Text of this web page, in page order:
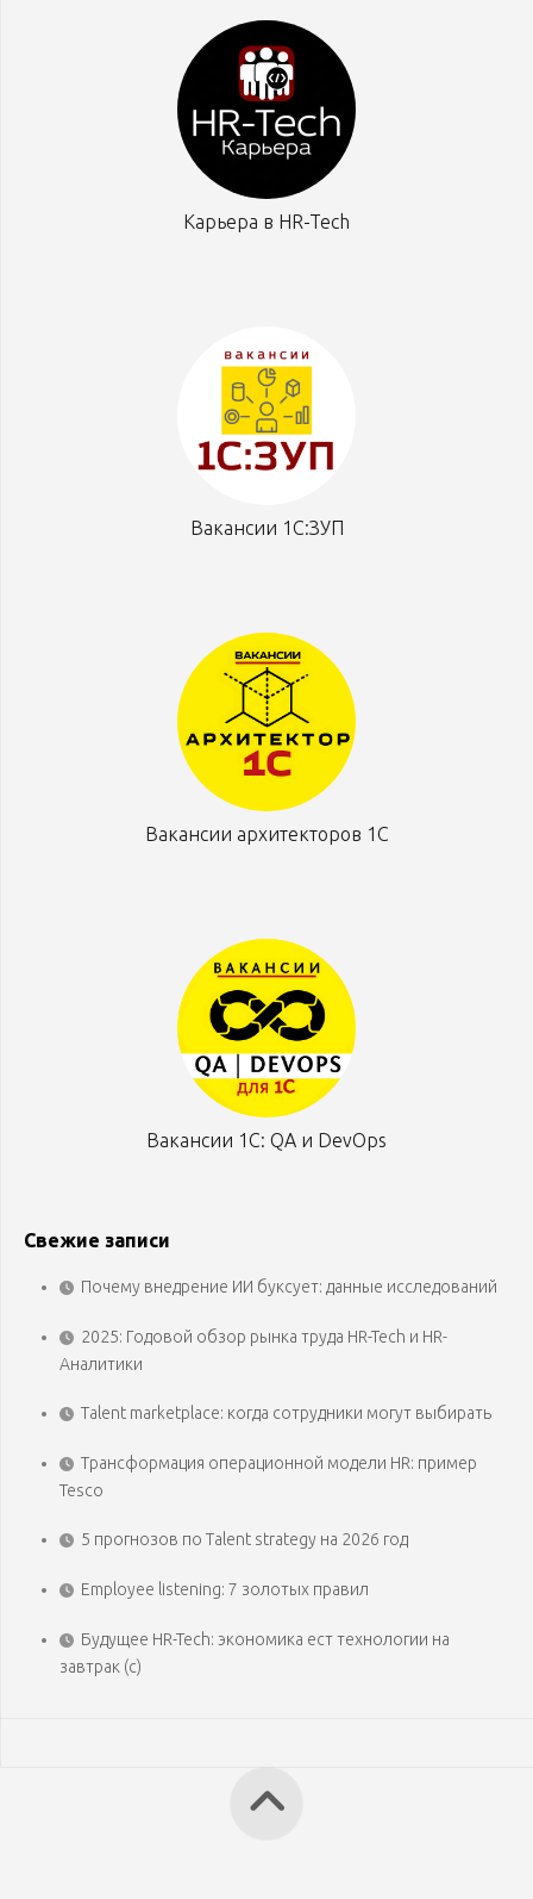
Карьера в HR-Tech
Вакансии 1С:ЗУП
Вакансии архитекторов 1С
Вакансии 1С: QA и DevOps
Свежие записи
Почему внедрение ИИ буксует: данные исследований
2025: Годовой обзор рынка труда HR-Tech и HR-
Аналитики
Talent marketplace: когда сотрудники могут выбирать
Трансформация операционной модели HR: пример
Tesco
5 прогнозов по Talent strategy на 2026 год
Employee listening: 7 золотых правил
Будущее HR-Tech: экономика ест технологии на
завтрак (с)